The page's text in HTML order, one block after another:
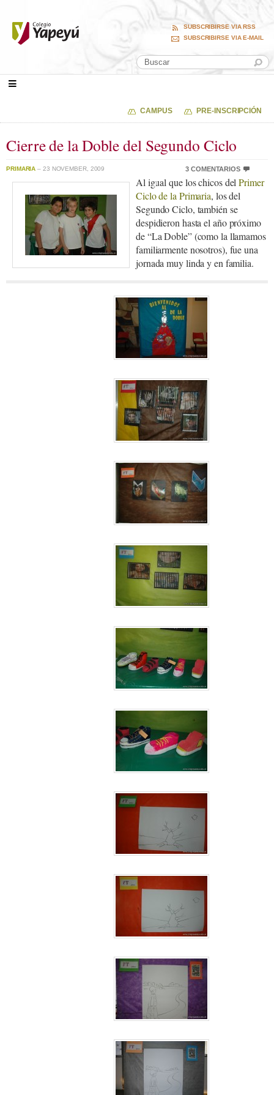
SUBSCRIBIRSE VIA RSS
SUBSCRIBIRSE VIA E-MAIL
CAMPUS PRE-INSCRIPCIÓN
Cierre de la Doble del Segundo Ciclo
PRIMARIA – 23 NOVEMBER, 2009 3 COMENTARIOS
Al igual que los chicos delPrimer
Ciclo de la Primaria, los del
Segundo Ciclo, también se
despidieron hasta el año próximo
de “La Doble” (como la llamamos
familiarmente nosotros), fue una
jornada muy linda y en familia.